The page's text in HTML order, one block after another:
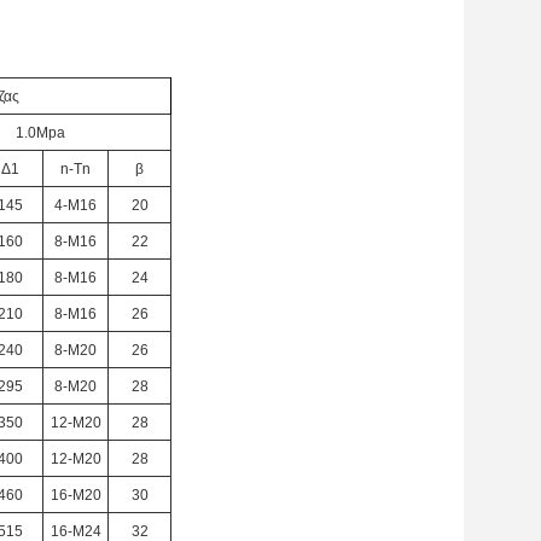
1.0Mpa
Δ1 n-Tn β
4-M16 20
8-M16 22
8-M16 24
8-M16 26
8-M20 26
8-M20 28
12-M20 28
12-M20 28
16-M20 30
16-M24 32